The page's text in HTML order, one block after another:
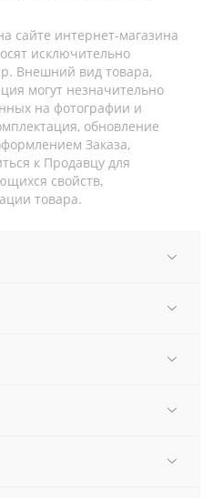
сайте интернет-магазина
исключительно
Внешний вид товара,
могут незначительно
на фотографии и
обновление
Заказа,
к Продавцу для
свойств,
товара.